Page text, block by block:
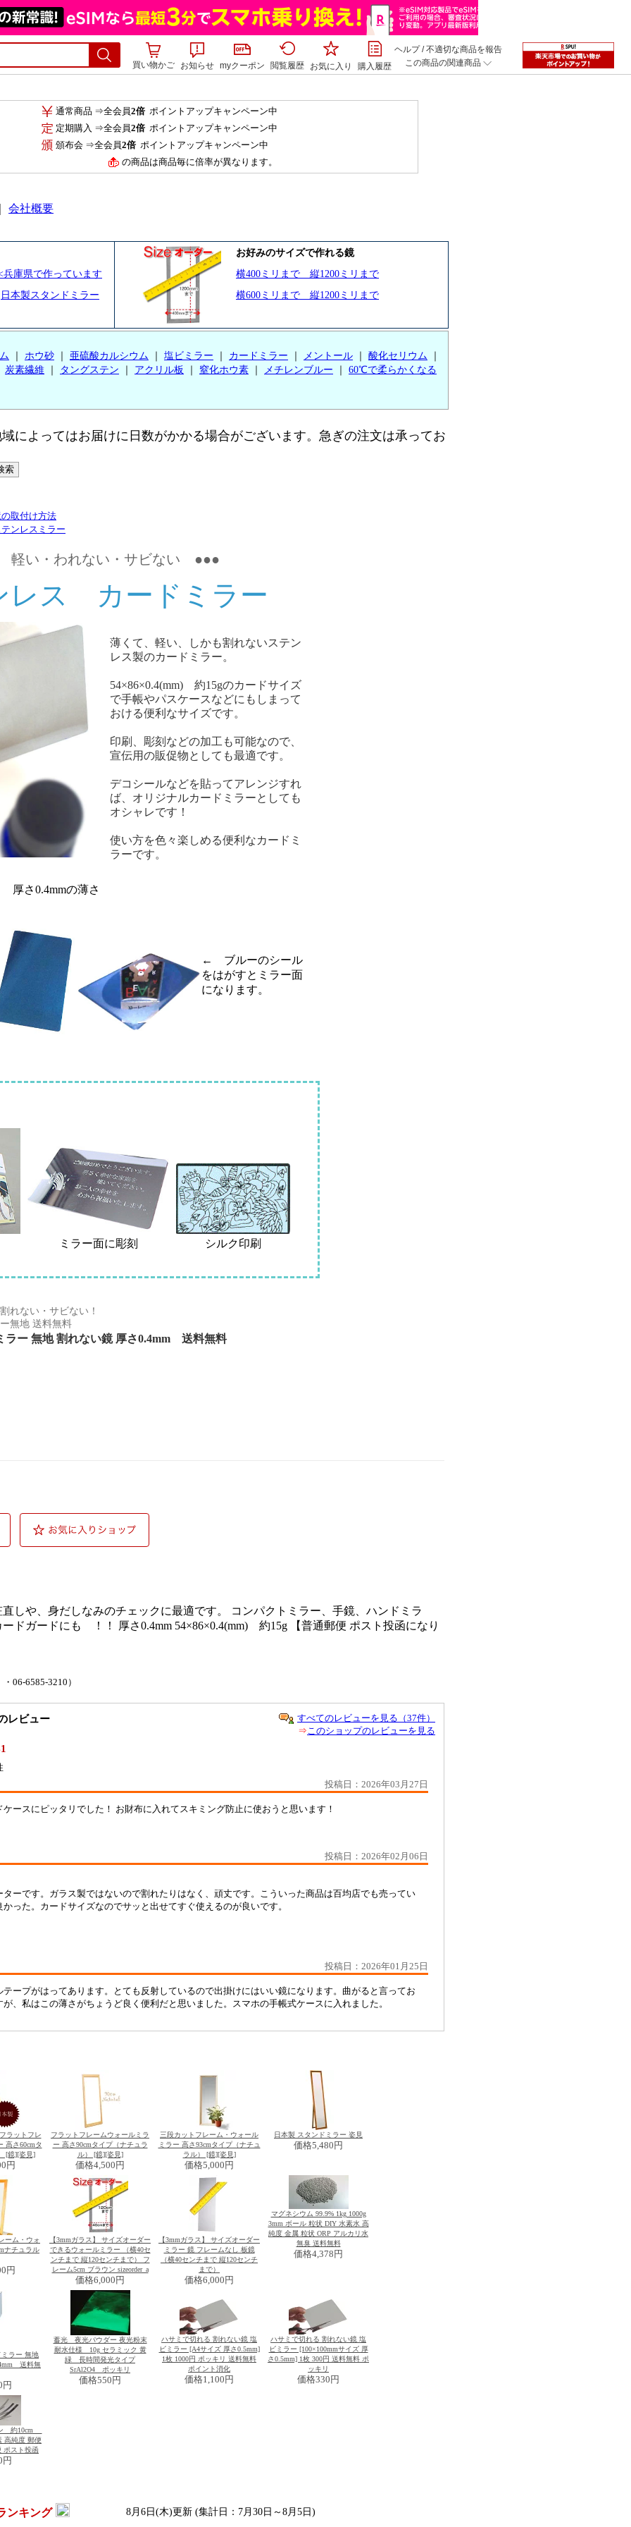
買い物かご お知らせ myクーポン 閲覧履歴 お気に入り 購入履歴
ヘルプ/不適切な商品を報告
この商品の関連商品
通常商品 ⇒全会員2倍ポイントアップキャンペーン中
定期購入 ⇒全会員2倍ポイントアップキャンペーン中
頒布会 ⇒全会員2倍ポイントアップキャンペーン中
の商品は商品毎に倍率が異なります。
会社概要
兵庫県で作っています
日本製スタンドミラー
お好みのサイズで作れる鏡
横400ミリまで 縦1200ミリまで
横600ミリまで 縦1200ミリまで
ホウ砂 亜硫酸カルシウム 塩ビミラー カードミラー メントール 酸化セリウム
炭素繊維 タングステン アクリル板 窒化ホウ素 メチレンブルー 60℃で柔らかくなる
によってはお届けに日数がかかる場合がございます。急ぎの注文は承ってお
取付け方法
ンレスミラー
い・われない・サビない ●●●
レス カードミラー
薄くて、軽い、しかも割れないステン
レス製のカードミラー。
54×86×0.4(mm) 約15gのカードサイズ
で手帳やパスケースなどにもしまって
おける便利なサイズです。
印刷、彫刻などの加工も可能なので、
宣伝用の販促物としても最適です。
デコシールなどを貼ってアレンジすれ
ば、オリジナルカードミラーとしても
オシャレです！
使い方を色々楽しめる便利なカードミ
ラーです。
さ0.4mmの薄さ
← ブルーのシール
をはがすとミラー面
になります。
ミラー面に彫刻 シルク印刷
れない・サビない！
無地 送料無料
ラー 無地 割れない鏡 厚さ0.4mm 送料無料
しや、身だしなみのチェックに最適です。 コンパクトミラー、手鏡、ハンドミラ
ドガードにも ！！ 厚さ0.4mm 54×86×0.4(mm) 約15g 【普通郵便 ポスト投函になり
06-6585-3210）
レビュー
すべてのレビューを見る（37件）
⇒このショップのレビューを見る
投稿日：2026年03月27日
ケースにピッタリでした！ お財布に入れてスキミング防止に使おうと思います！
投稿日：2026年02月06日
ーです。ガラス製ではないので割れたりはなく、頑丈です。こういった商品は百均店でも売ってい
かった。カードサイズなのでサッと出せてすぐ使えるのが良いです。
投稿日：2026年01月25日
ープがはってあります。とても反射しているので出掛けにはいい鏡になります。曲がると言ってお
が、私はこの薄さがちょうど良く便利だと思いました。スマホの手帳式ケースに入れました。
ラットフレ
高さ60cmタ
[鏡][姿見]
円
フラットフレームウォールミラ
ー 高さ90cmタイプ（ナチュラ
ル） [鏡][姿見]
価格4,500円
三段カットフレーム・ウォール
ミラー 高さ93cmタイプ（ナチュ
ラル） [鏡][姿見]
価格5,000円
日本製 スタンドミラー 姿見
価格5,480円
ーム・ウォ
ナチュラル
円
【3mmガラス】 サイズオーダー
できるウォールミラー （横40セ
ンチまで 縦120センチまで） フ
レーム5cm ブラウン sizeorder_a
価格6,000円
【3mmガラス】 サイズオーダー
ミラー 鏡 フレームなし 板鏡
（横40センチまで 縦120センチ
まで）
価格6,000円
マグネシウム 99.9% 1kg 1000g
3mm ボール 粒状 DIY 水素水 高
純度 金属 粒状 ORP アルカリ水
無臭 送料無料
価格4,378円
ラー 無地
送料無
円
蓄光 夜光パウダー 夜光粉末
耐水仕様 10g セラミック 黄
緑 長時間発光タイプ
SrAl2O4 ポッキリ
価格550円
ハサミで切れる 割れない鏡 塩
ビミラー [A4サイズ 厚さ0.5mm]
1枚 1000円 ポッキリ 送料無料
ポイント消化
価格1,100円
ハサミで切れる 割れない鏡 塩
ビミラー [100×100mmサイズ 厚
さ0.5mm] 1枚 300円 送料無料 ポ
ッキリ
価格330円
約10cm
高純度 郵便
ポスト投函
円
ンキング 8月6日(木)更新 (集計日：7月30日～8月5日)